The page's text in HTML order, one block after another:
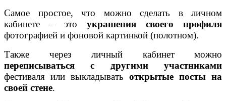
Самое простое, что можно сделать в личном
кабинете – это украшения своего профиля
фотографией и фоновой картинкой (полотном).
Также через личный кабинет можно
переписываться с другими участниками
фестиваля или выкладывать открытые посты на
своей стене.